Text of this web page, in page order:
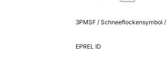
3PMSF / Schneeflockensymbol
EPREL ID